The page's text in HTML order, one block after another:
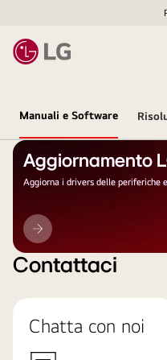
Manuali e Software
Aggiornamento
Aggiorna i drivers delle periferiche
Aggiornamento
LG
Contattaci
Chatta con noi